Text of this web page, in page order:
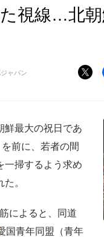
視線…北朝
ャパン
鮮最大の祝日であ
前に、若者の間
一掃するよう求め
。
によると、同道
国青年同盟（青年